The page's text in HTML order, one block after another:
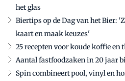
het glas
Biertips op de Dag van het Bier:
kaart en maak keuzes'
25 recepten voor koude koffie en
Aantal fastfoodzaken in 20 jaar
Spin combineert pool, vinyl en